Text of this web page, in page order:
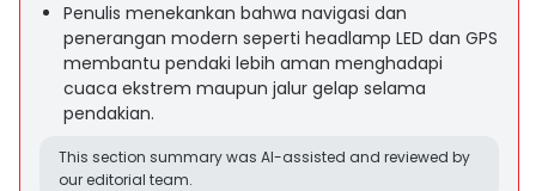
Penulis menekankan bahwa navigasi dan
penerangan modern seperti headlamp LED dan GPS
membantu pendaki lebih aman menghadapi
cuaca ekstrem maupun jalur gelap selama
pendakian.
This section summary was AI-assisted and reviewed by
our editorial team.